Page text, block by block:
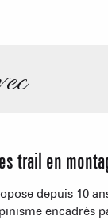
trail en
depuis 10
encadrés